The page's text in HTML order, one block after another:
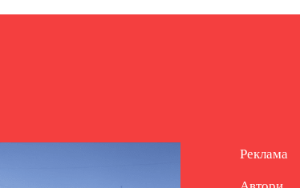
Реклама